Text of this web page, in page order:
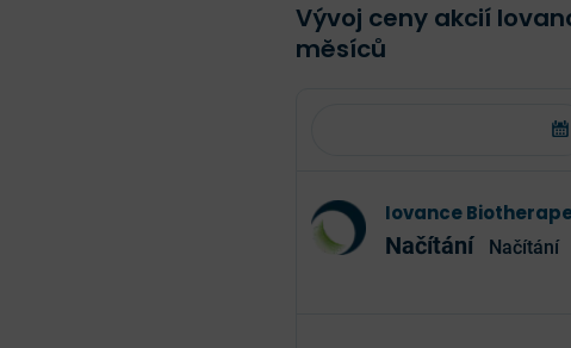
Vývoj ceny akcií
měsíců
Iovance
Načítání Načítání